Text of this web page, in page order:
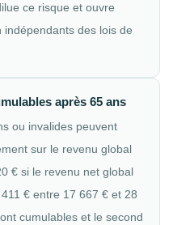
ce risque et ouvre
des lois de
après 65 ans
ou invalides peuvent
sur le revenu global
€ si le revenu net global
€ entre 17 667 € et 28
cumulables et le second